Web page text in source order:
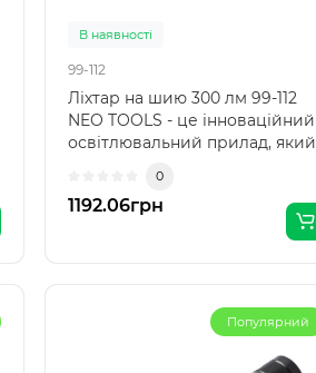
В наявності
99-112
Ліхтар на шию 300 лм 99-112
NEO TOOLS - це інноваційний
освітлювальний прилад, який
0
1192.06грн
Популярний